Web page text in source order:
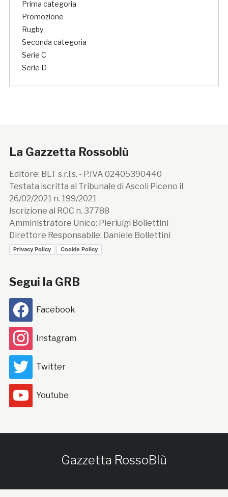
Prima categoria
Promozione
Rugby
Seconda categoria
Serie C
Serie D
La Gazzetta Rossoblù
Editore: BLT s.r.l.s. - P.IVA 02405390440
Testata iscritta al Tribunale di Ascoli Piceno il
26/02/2021 n. 199/2021
Iscrizione al ROC n. 37788
Amministratore Unico: Pierluigi Bollettini
Direttore Responsabile: Daniele Bollettini
Privacy Policy Cookie Policy
Segui la GRB
Facebook
Instagram
Twitter
Youtube
Gazzetta RossoBlù